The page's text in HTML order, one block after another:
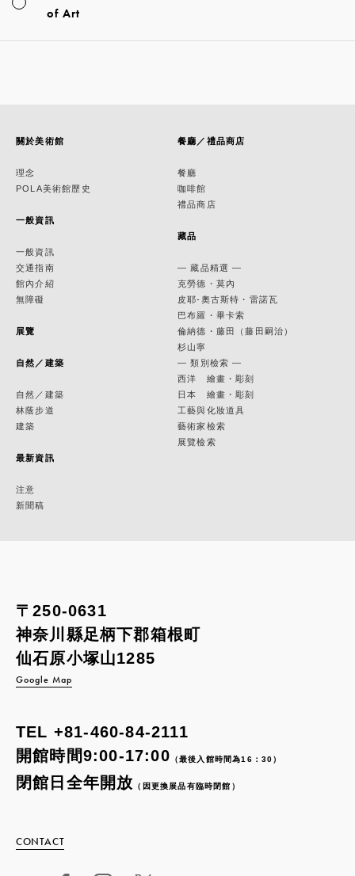
of Art
關於美術館
理念
POLA美術館歷史
一般資訊
一般資訊
交通指南
館內介紹
無障礙
展覽
自然／建築
自然／建築
林蔭步道
建築
最新資訊
注意
新聞稿
餐廳／禮品商店
餐廳
咖啡館
禮品商店
藏品
— 藏品精選 —
克勞德・莫內
皮耶-奧古斯特・雷諾瓦
巴布羅・畢卡索
倫納德・藤田（藤田嗣治）
杉山寧
— 類別檢索 —
西洋 繪畫・彫刻
日本 繪畫・彫刻
工藝與化妝道具
藝術家檢索
展覽檢索
〒250-0631
神奈川縣足柄下郡箱根町
仙石原小塚山1285
Google Map
TEL +81-460-84-2111
開館時間9:00-17:00 （最後入館時間為16：30）
閉館日全年開放 （因更換展品有臨時閉館）
CONTACT